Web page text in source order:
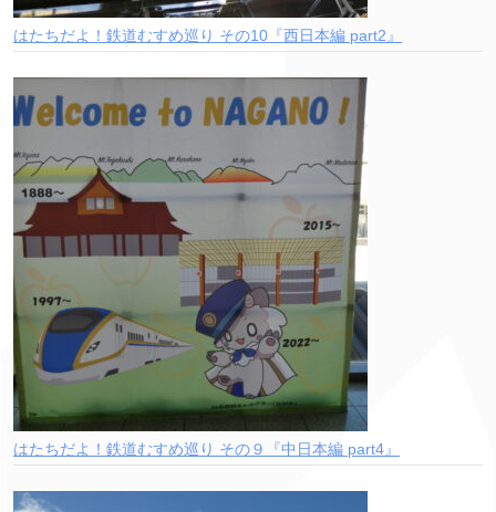
はたちだよ！鉄道むすめ巡り その10『西日本編 part2』
はたちだよ！鉄道むすめ巡り その９『中日本編 part4』